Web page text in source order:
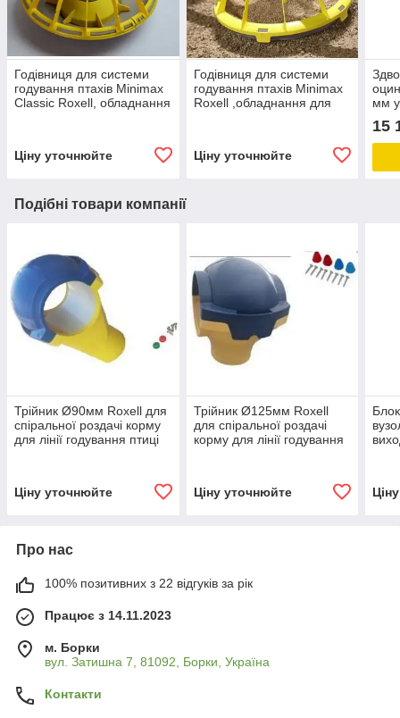
Годівниця для системи
годування птахів Minimax
Classic Roxell, обладнання
Ціну уточнюйте
Годівниця для системи
годування птахів Minimax
Roxell ,обладнання для
Ціну уточнюйте
мм у
15
Подібні товари компанії
Трійник Ø90мм Roxell для
спіральної роздачі корму
для лінії годування птиці
Ціну уточнюйте
Трійник Ø125мм Roxell
для спіральної роздачі
корму для лінії годування
Ціну уточнюйте
Про нас
100% позитивних з 22 відгуків за рік
Працює з 14.11.2023
м. Борки
вул. Затишна 7, 81092, Борки, Україна
Контакти